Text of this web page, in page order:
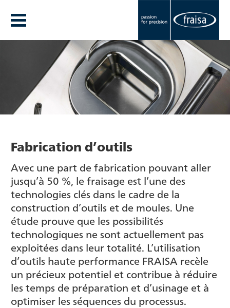
Fabrication d’outils
Avec une part de fabrication pouvant aller
jusqu’à 50 %, le fraisage est l’une des
technologies clés dans le cadre de la
construction d’outils et de moules. Une
étude prouve que les possibilités
technologiques ne sont actuellement pas
exploitées dans leur totalité. L’utilisation
d’outils haute performance FRAISA recèle
un précieux potentiel et contribue à réduire
les temps de préparation et d’usinage et à
optimiser les séquences du processus.